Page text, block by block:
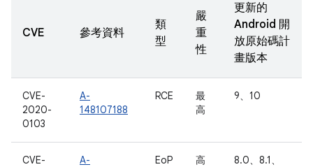
CVE 參考資料
類
型
嚴
重
性
更新的
Android 開
放原始碼計
畫版本
CVE-
2020-
0103
A-
148107188
RCE
最
高
9、10
CVE-
A-
EoP 高
8.0、8.1、